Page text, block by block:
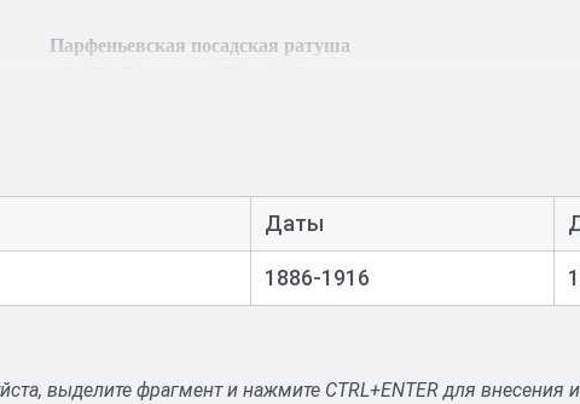
Парфеньевская посадская ратуша
правления.
Даты
1886-1916
выделите фрагмент и нажмите CTRL+ENTER для внесения